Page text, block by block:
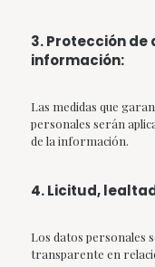
3. Protección de
información:
Las medidas que
personales serán
de la información.
4. Licitud,
Los datos personales
transparente en